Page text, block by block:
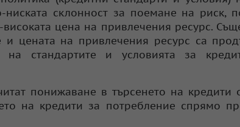
склонност за поемане на риск,
цена на привлечения ресурс.
и цената на привлечения ресурс са
стандартите и условията за
понижаване в търсенето на кредити
на кредити за потребление спрямо